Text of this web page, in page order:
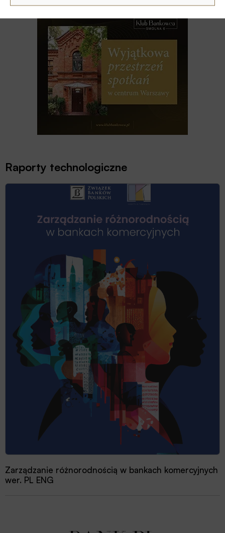
Raporty technologiczne
Zarządzanie różnorodnością w bankach komercyjnych
wer. PL ENG